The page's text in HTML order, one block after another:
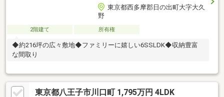
東京都西多摩郡日の出町大字大久
野
2階建て 所有権
◆約216坪の広々敷地◆ファミリーに嬉しい6SSLDK◆収納豊富
な間取り
東京都八王子市川口町 1,795万円 4LDK